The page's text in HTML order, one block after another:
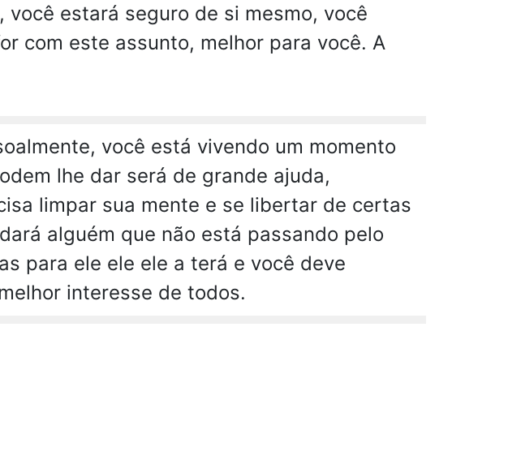
estará seguro de si mesmo, você
com este assunto, melhor para você. A
você está vivendo um momento
lhe dar será de grande ajuda,
limpar sua mente e se libertar de certas
alguém que não está passando pelo
para ele ele ele a terá e você deve
interesse de todos.